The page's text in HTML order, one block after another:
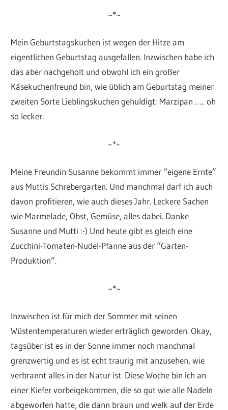
~*~
Mein Geburtstagskuchen ist wegen der Hitze am
eigentlichen Geburtstag ausgefallen. Inzwischen habe ich
das aber nachgeholt und obwohl ich ein großer
Käsekuchenfreund bin, wie üblich am Geburtstag meiner
zweiten Sorte Lieblingskuchen gehuldigt: Marzipan ….. oh
so lecker.
~*~
Meine Freundin Susanne bekommt immer “eigene Ernte”
aus Muttis Schrebergarten. Und manchmal darf ich auch
davon profitieren, wie auch dieses Jahr. Leckere Sachen
wie Marmelade, Obst, Gemüse, alles dabei. Danke
Susanne und Mutti :-) Und heute gibt es gleich eine
Zucchini-Tomaten-Nudel-Pfanne aus der “Garten-
Produktion”.
~*~
Inzwischen ist für mich der Sommer mit seinen
Wüstentemperaturen wieder erträglich geworden. Okay,
tagsüber ist es in der Sonne immer noch manchmal
grenzwertig und es ist echt traurig mit anzusehen, wie
verbrannt alles in der Natur ist. Diese Woche bin ich an
einer Kiefer vorbeigekommen, die so gut wie alle Nadeln
abgeworfen hatte, die dann braun und welk auf der Erde